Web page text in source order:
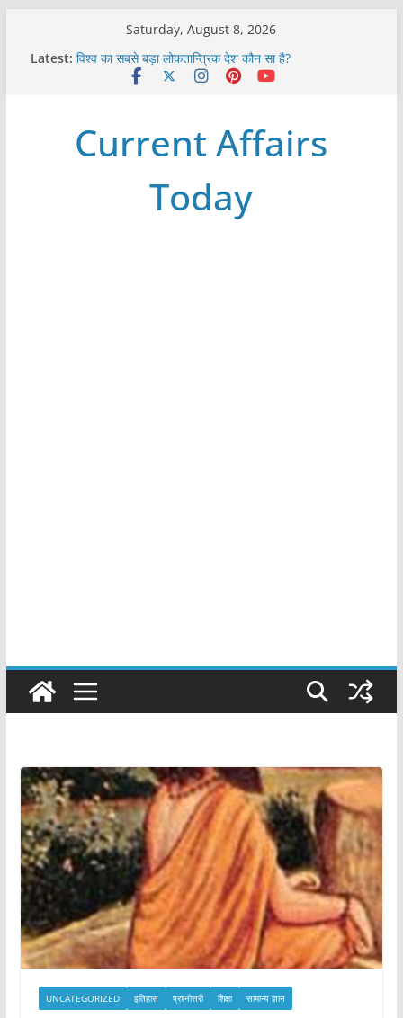
Saturday, August 8, 2026
Latest: विश्व का सबसे बड़ा लोकतान्त्रिक देश कौन सा है?
Refeeding Syndrome and its Management
विश्व में कितने प्रकार के शासन होते है?
Current Affairs
Today
UNCATEGORIZED इतिहास प्रश्नोत्तरी शिक्षा सामान्य ज्ञान